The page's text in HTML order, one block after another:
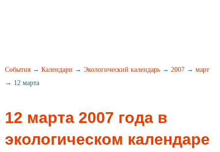
События → Календари → Экологический календарь → 2007 → март
→ 12 марта
12 марта 2007 года в
экологическом календаре